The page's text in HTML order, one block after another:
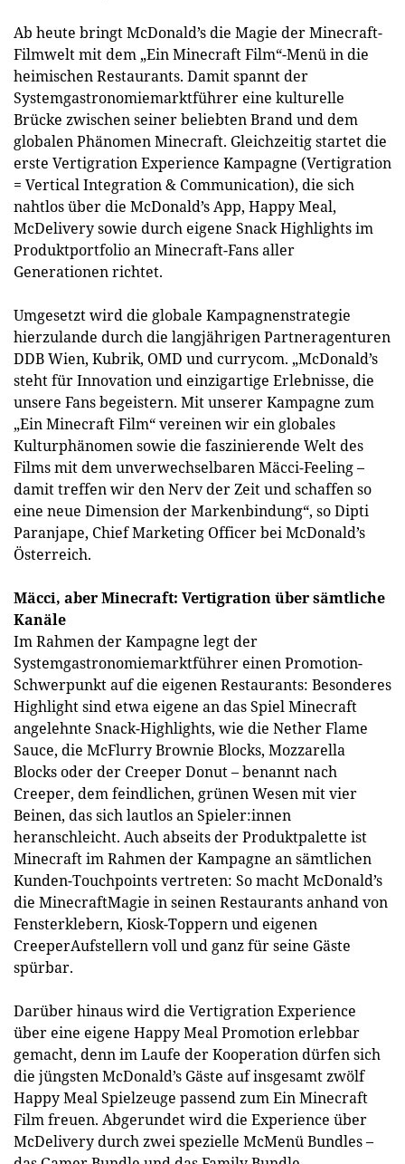
Ab heute bringt McDonald’s die Magie der Minecraft-
Filmwelt mit dem „Ein Minecraft Film“-Menü in die
heimischen Restaurants. Damit spannt der
Systemgastronomiemarktführer eine kulturelle
Brücke zwischen seiner beliebten Brand und dem
globalen Phänomen Minecraft. Gleichzeitig startet die
erste Vertigration Experience Kampagne (Vertigration
= Vertical Integration & Communication), die sich
nahtlos über die McDonald’s App, Happy Meal,
McDelivery sowie durch eigene Snack Highlights im
Produktportfolio an Minecraft-Fans aller
Generationen richtet.
Umgesetzt wird die globale Kampagnenstrategie
hierzulande durch die langjährigen Partneragenturen
DDB Wien, Kubrik, OMD und currycom. „McDonald’s
steht für Innovation und einzigartige Erlebnisse, die
unsere Fans begeistern. Mit unserer Kampagne zum
„Ein Minecraft Film“ vereinen wir ein globales
Kulturphänomen sowie die faszinierende Welt des
Films mit dem unverwechselbaren Mäcci-Feeling –
damit treffen wir den Nerv der Zeit und schaffen so
eine neue Dimension der Markenbindung“, so Dipti
Paranjape, Chief Marketing Officer bei McDonald’s
Österreich.
Mäcci, aber Minecraft: Vertigration über sämtliche
Kanäle
Im Rahmen der Kampagne legt der
Systemgastronomiemarktführer einen Promotion-
Schwerpunkt auf die eigenen Restaurants: Besonderes
Highlight sind etwa eigene an das Spiel Minecraft
angelehnte Snack-Highlights, wie die Nether Flame
Sauce, die McFlurry Brownie Blocks, Mozzarella
Blocks oder der Creeper Donut – benannt nach
Creeper, dem feindlichen, grünen Wesen mit vier
Beinen, das sich lautlos an Spieler:innen
heranschleicht. Auch abseits der Produktpalette ist
Minecraft im Rahmen der Kampagne an sämtlichen
Kunden-Touchpoints vertreten: So macht McDonald’s
die MinecraftMagie in seinen Restaurants anhand von
Fensterklebern, Kiosk-Toppern und eigenen
CreeperAufstellern voll und ganz für seine Gäste
spürbar.
Darüber hinaus wird die Vertigration Experience
über eine eigene Happy Meal Promotion erlebbar
gemacht, denn im Laufe der Kooperation dürfen sich
die jüngsten McDonald’s Gäste auf insgesamt zwölf
Happy Meal Spielzeuge passend zum Ein Minecraft
Film freuen. Abgerundet wird die Experience über
McDelivery durch zwei spezielle McMenü Bundles –